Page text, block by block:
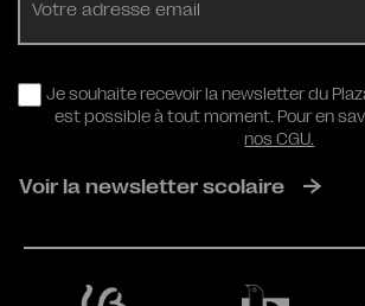
RGPD
Je souhaite recevoir la newsletter du
est possible à tout moment. Pour en
nos CGU.
Voir la newsletter scolaire